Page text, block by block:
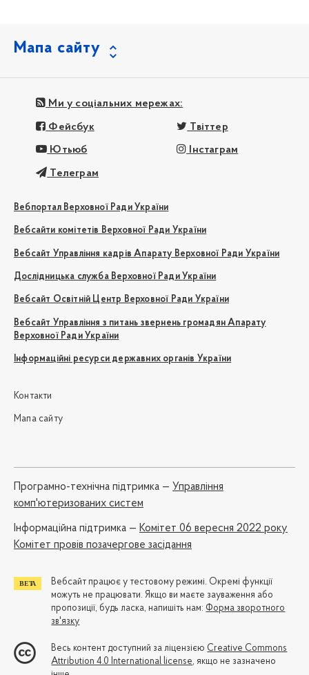
Мапа сайту
Ми у соціальних мережах:
Фейсбук Твіттер
Ютьюб Інстаграм
Телеграм
Вебпортал Верховної Ради України
Вебсайти комітетів Верховної Ради України
Вебсайт Управління кадрів Апарату Верховної Ради України
Дослідницька служба Верховної Ради України
Вебсайт Освітній Центр Верховної Ради України
Вебсайт Управління з питань звернень громадян Апарату
Верховної Ради України
Інформаційні ресурси державних органів України
Контакти
Мапа сайту
Програмно-технічна підтримка — Управління
комп'ютеризованих систем
Iнформаційна підтримка — Комітет 06 вересня 2022 року
Комітет провів позачергове засідання
Вебсайт працює у тестовому режимі. Окремі функції
можуть не працювати. Якщо ви маєте зауваження або
пропозиції, будь ласка, напишіть нам: Форма зворотного
зв'язку
Весь контент доступний за ліцензією Creative Commons
Attribution 4.0 International license, якщо не зазначено